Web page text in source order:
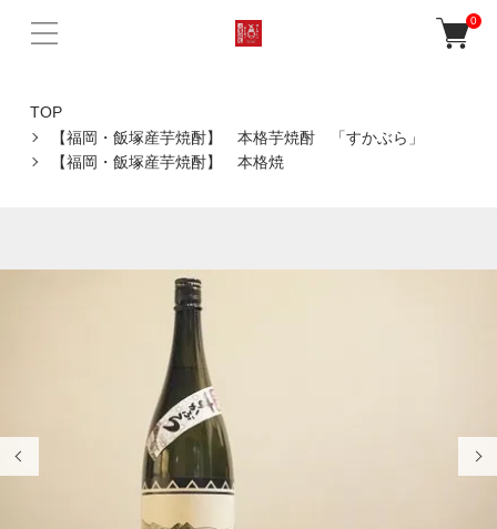
0
TOP
【福岡・飯塚産芋焼酎】 本格芋焼酎 「すかぶら」
【福岡・飯塚産芋焼酎】 本格焼